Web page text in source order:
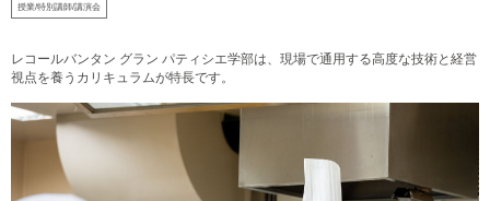
授業/特別講師/講演会
レコールバンタン グラン パティシエ学部は、現場で通用する高度な技術と経営
視点を養うカリキュラムが特長です。